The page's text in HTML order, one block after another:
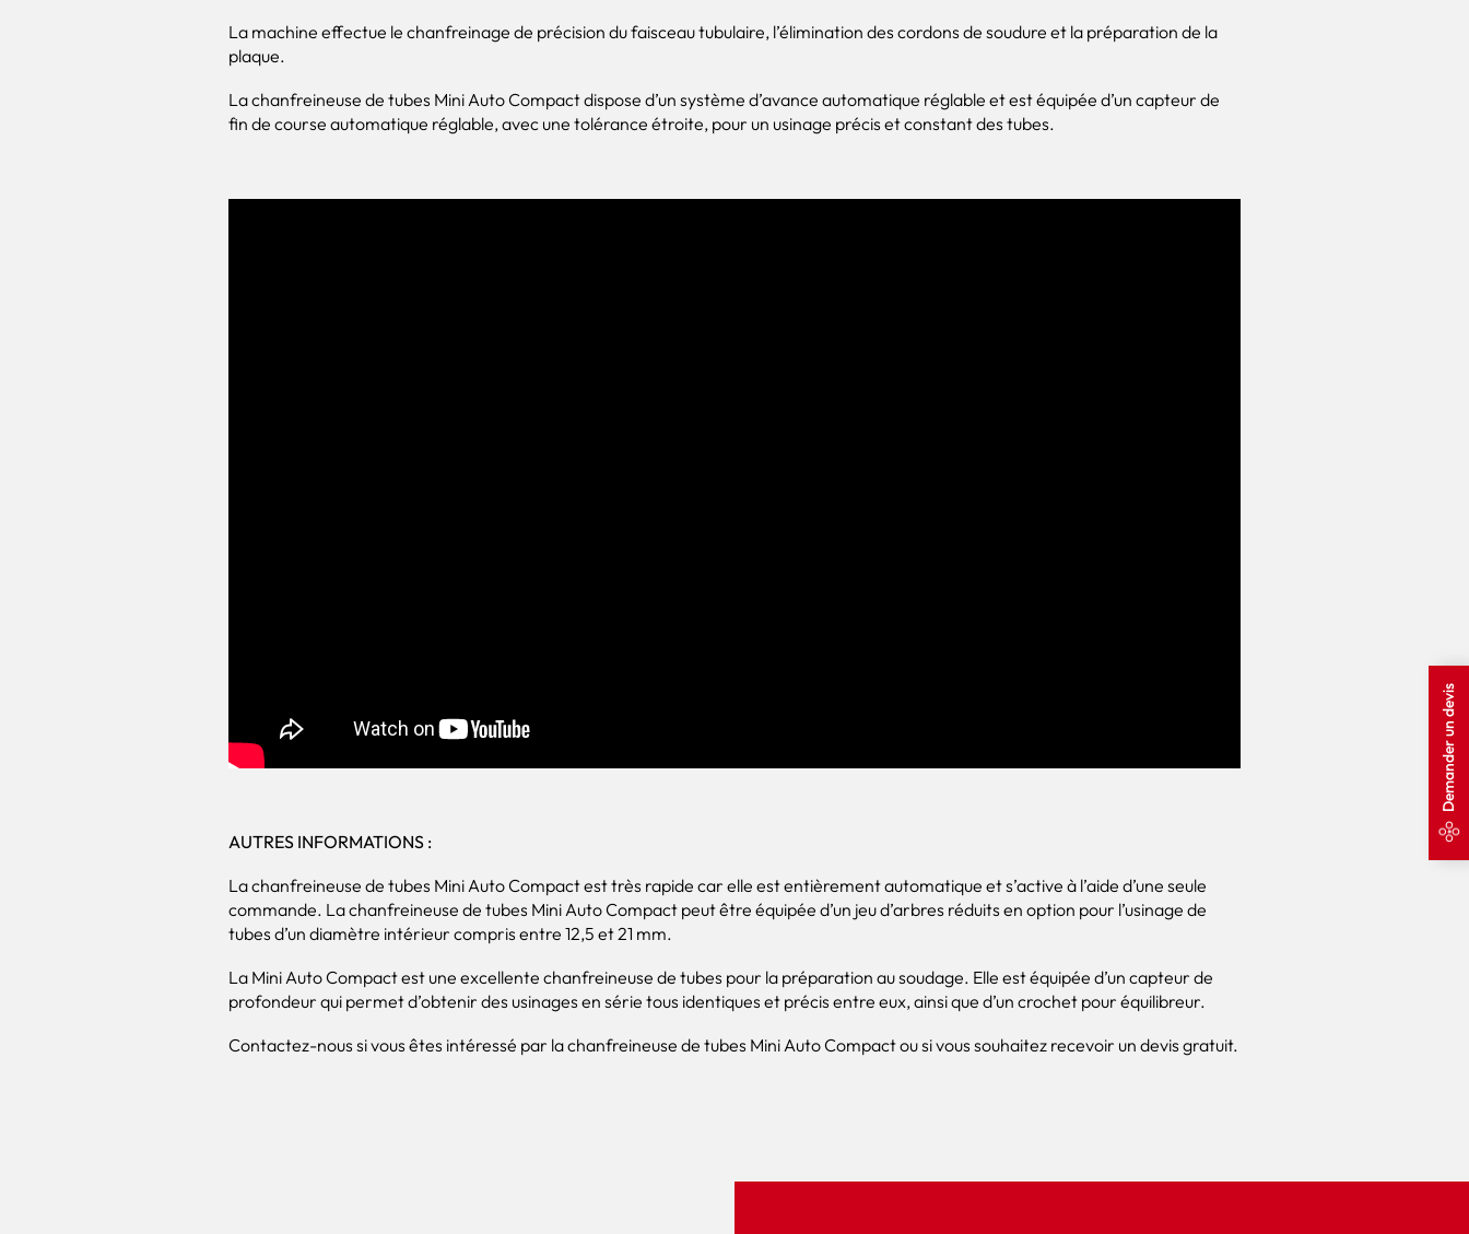
Demander un devis
La machine effectue le chanfreinage de précision du faisceau tubulaire, l’élimination des cordons de soudure et la préparation de la
plaque.
La chanfreineuse de tubes Mini Auto Compact dispose d’un système d’avance automatique réglable et est équipée d’un capteur de
fin de course automatique réglable, avec une tolérance étroite, pour un usinage précis et constant des tubes.
AUTRES INFORMATIONS :
La chanfreineuse de tubes Mini Auto Compact est très rapide car elle est entièrement automatique et s’active à l’aide d’une seule
commande. La chanfreineuse de tubes Mini Auto Compact peut être équipée d’un jeu d’arbres réduits en option pour l’usinage de
tubes d’un diamètre intérieur compris entre 12,5 et 21 mm.
La Mini Auto Compact est une excellente chanfreineuse de tubes pour la préparation au soudage. Elle est équipée d’un capteur de
profondeur qui permet d’obtenir des usinages en série tous identiques et précis entre eux, ainsi que d’un crochet pour équilibreur.
Contactez-nous si vous êtes intéressé par la chanfreineuse de tubes Mini Auto Compact ou si vous souhaitez recevoir un devis gratuit.